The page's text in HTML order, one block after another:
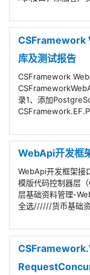
CSFramework
库及测试报告
CSFramework
录1、添加
WebApi开发框
WebApi开发框架接
模版代码控制器层
层基础资料管理-
全选//////货币基础